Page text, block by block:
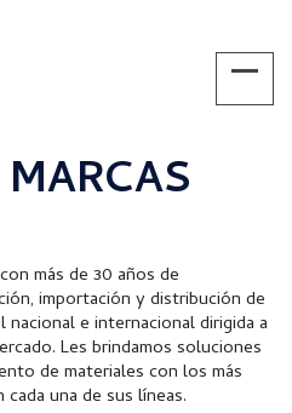
más de 30 años de
importación y distribución de
e internacional dirigida a
Les brindamos soluciones
de materiales con los más
una de sus líneas.